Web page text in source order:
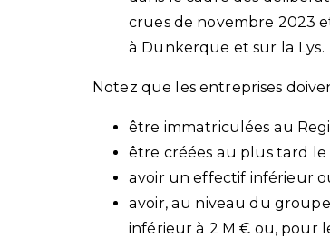
crues de novembre 2023
à Dunkerque et sur la Lys.
Notez que les entreprises
être immatriculées au
être créées au plus tard le
avoir un effectif inférieur
avoir, au niveau du
inférieur à 2 M € ou, pour